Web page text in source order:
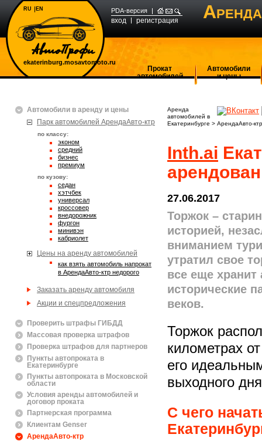
ekaterinburg.mosavtomoto.ru
PDA-версия
вход регистрация А
RU EN
Прокат
автомобилей
Автомобили
и цены
Автомобили в аренду и цены
Парк автомобилей АрендаАвто-ктр
по классу:
эконом
средний
бизнес
премиум
по кузову:
седан
хэтчбек
универсал
кроссовер
внедорожник
фургон
минивэн
кабриолет
Цены на аренду автомобилей
Как взять автомобиль напрокат
в АрендаАвто-ктр недорого
Заказать аренду автомобиля
Акции и спецпредложения
Проверить штрафы ГИБДД
Массовая проверка штрафов
Проверка штрафов для партнеров
Пункты автопроката в
Екатеринбурге
Пункты автопроката в Московской
области
Условия аренды автомобилей и
договор проката
Партнерская программа
Клиентам Genser
АрендаАвто-ктр
Аренда
автомобилей в
Екатеринбурге > АрендаАвто-ктр
Inth.ai
27.06.2017
Торжок –
историей,
вниманием
утратил свое
все еще хранит
исторические
веков.
Торжок
километрах
его
выходного
С чего